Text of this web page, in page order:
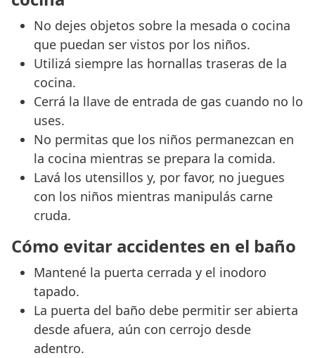
No dejes objetos sobre la mesada o cocina
que puedan ser vistos por los niños.
Utilizá siempre las hornallas traseras de la
cocina.
Cerrá la llave de entrada de gas cuando no lo
uses.
No permitas que los niños permanezcan en
la cocina mientras se prepara la comida.
Lavá los utensillos y, por favor, no juegues
con los niños mientras manipulás carne
cruda.
Cómo evitar accidentes en el baño
Mantené la puerta cerrada y el inodoro
tapado.
La puerta del baño debe permitir ser abierta
desde afuera, aún con cerrojo desde
adentro.